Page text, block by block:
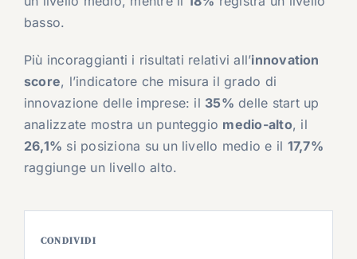
basso.
Più incoraggianti i risultati relativi all’innovation
score, l’indicatore che misura il grado di
innovazione delle imprese: il 35% delle start up
analizzate mostra un punteggio medio-alto, il
26,1% si posiziona su un livello medio e il 17,7%
raggiunge un livello alto.
CONDIVIDI